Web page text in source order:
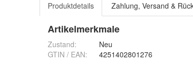
Produktdetails Zahlung, Versand &
Artikelmerkmale
Zustand:
Neu
GTIN / EAN:
4251402801276